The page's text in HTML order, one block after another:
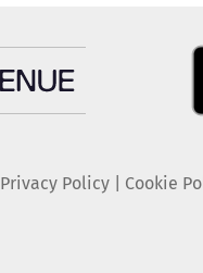
Privacy Policy| Cookie